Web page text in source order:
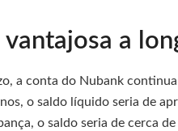
a
a conta do Nubank
o saldo líquido seria de
o saldo seria de cerca